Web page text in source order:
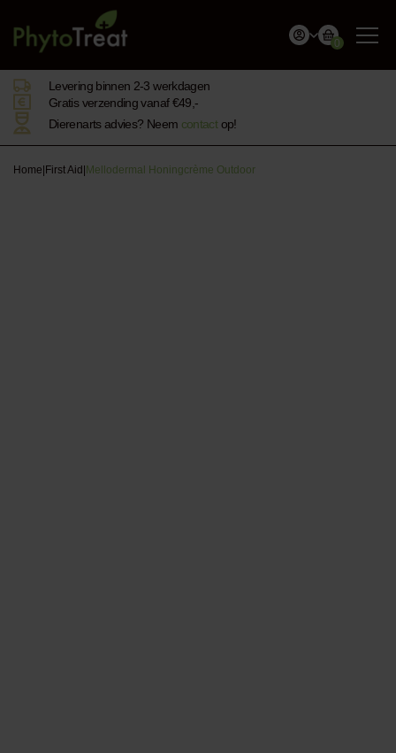
0
Levering binnen 2-3 werkdagen
Gratis verzending vanaf €49,-
Dierenarts advies? Neem contactop!
Home First Aid Mellodermal Honingcrème Outdoor